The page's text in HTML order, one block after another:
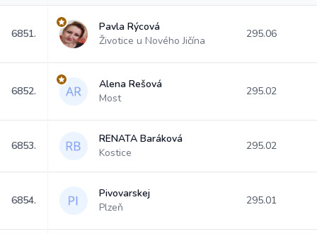
6851.
Pavla Rýcová
Životice u Nového Jičína
295.06
6852.
Alena Rešová
Most
295.02
6853.
RENATA Baráková
Kostice
295.02
6854.
Pivovarskej
Plzeň
295.01